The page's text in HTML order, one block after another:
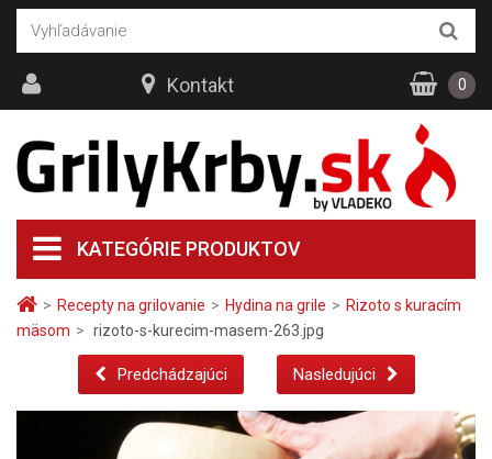
> Recepty na grilovanie > Hydina na grile > Rizoto s kuracím
mäsom > rizoto-s-kurecim-masem-263.jpg
Predchádzajúci Nasledujúci
KATEGÓRIE PRODUKTOV
Kontakt 0